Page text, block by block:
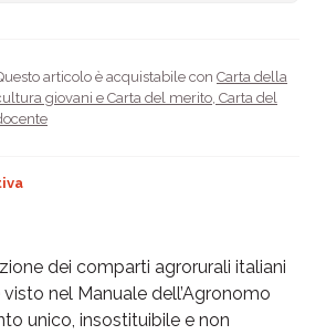
articolo è acquistabile con Carta della
giovani e Carta del merito, Carta del
dei comparti agrorurali italiani
nel Manuale dell’Agronomo
unico, insostituibile e non